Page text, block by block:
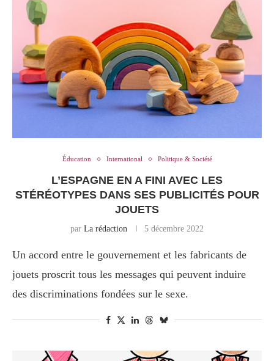
Éducation International Politique & Société
L’ESPAGNE EN A FINI AVEC LES
STÉRÉOTYPES DANS SES PUBLICITÉS POUR
JOUETS
par La rédaction 5 décembre 2022
Un accord entre le gouvernement et les fabricants de
jouets proscrit tous les messages qui peuvent induire
des discriminations fondées sur le sexe.